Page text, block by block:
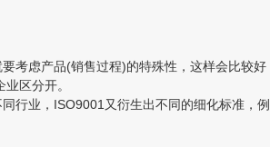
考虑产品(销售过程)的特殊性，这样会比较好
区分开。
行业，ISO9001又衍生出不同的细化标准，例